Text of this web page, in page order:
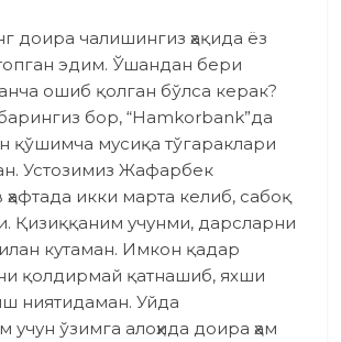
доира чалишингиз ҳақида ёз
эдим. Ўшандан бери
ошиб қолган бўлса керак?
бор, “Hamkorbank”да
қўшимча мусиқа тўгараклари
Устозимиз Жафарбек
икки марта келиб, сабоқ
Қизиққаним учунми, дарсларни
кутаман. Имкон қадар
қолдирмай қатнашиб, яхши
ниятидаман. Уйда
ўзимга алоҳида доира ҳам